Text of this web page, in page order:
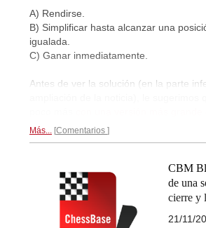
A) Rendirse.
B) Simplificar hasta alcanzar una
igualada.
C) Ganar inmediatamente.
Antes de ver la solución (en la parte
Más... Comentarios
CBM
de una
cierre y
21/11/